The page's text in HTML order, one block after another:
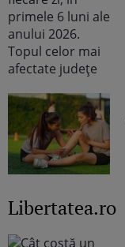
Libertatea.ro